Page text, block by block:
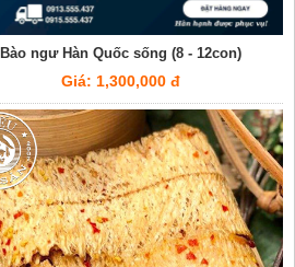
Bào ngư Hàn Quốc sống (8 - 12con)
Giá: 1,300,000 đ